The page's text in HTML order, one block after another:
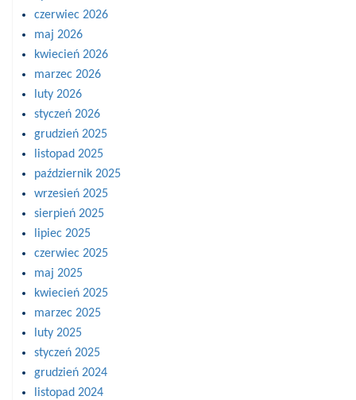
czerwiec 2026
maj 2026
kwiecień 2026
marzec 2026
luty 2026
styczeń 2026
grudzień 2025
listopad 2025
październik 2025
wrzesień 2025
sierpień 2025
lipiec 2025
czerwiec 2025
maj 2025
kwiecień 2025
marzec 2025
luty 2025
styczeń 2025
grudzień 2024
listopad 2024